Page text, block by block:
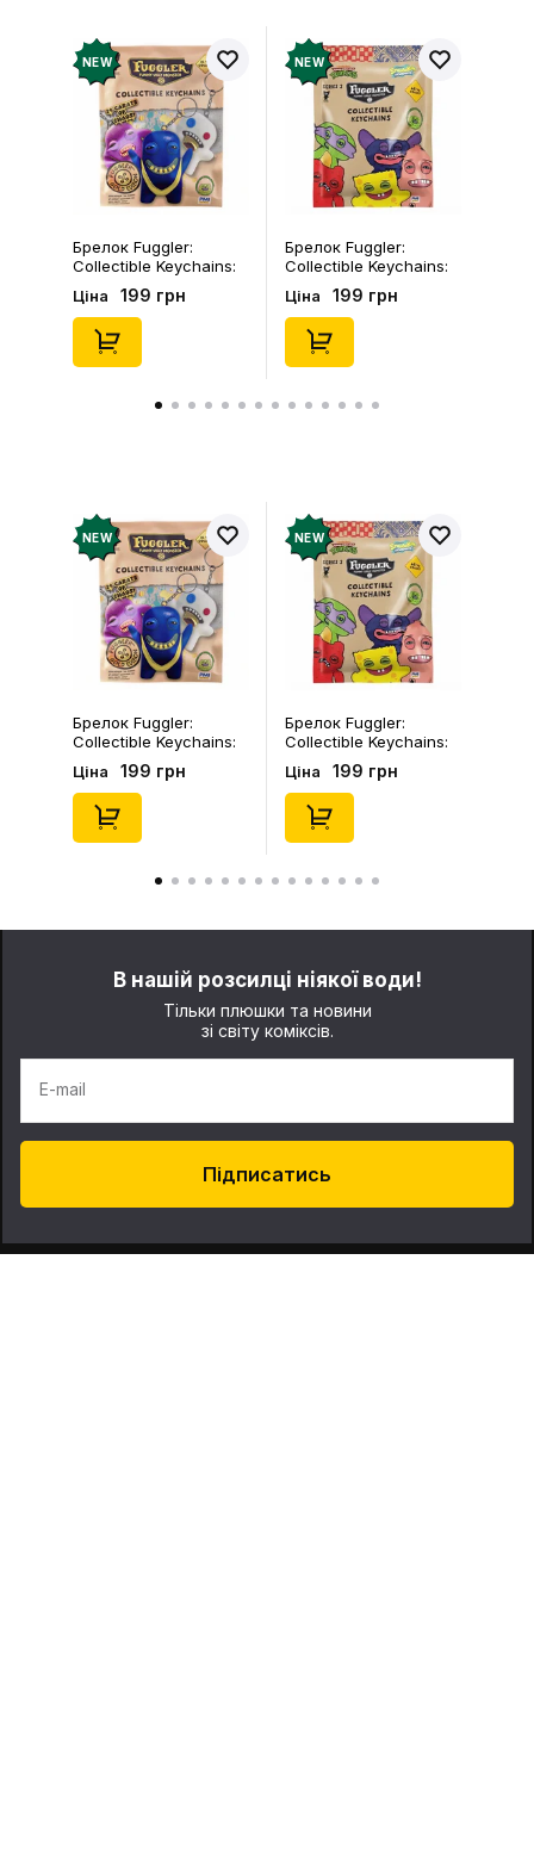
Додайте відгук і отримайте 50 грн на свій
рахунок
Залишити відгук
NEW
Брелок Fuggler:
Collectible Keychains:
Gold Edition: Series 3
(Blind Box: 1 з 24),
(11550)
Ціна 199 грн
NEW
Брелок Fuggler:
Collectible Keychains:
Series 2 (Blind Box: 1 з
46), (15475)
Ціна 199 грн
NEW
Брелок Fuggler:
Collectible Keychains:
Gold Edition: Series 3
(Blind Box: 1 з 24),
(11550)
Ціна 199 грн
NEW
Брелок Fuggler:
Collectible Keychains:
Series 2 (Blind Box: 1 з
46), (15475)
Ціна 199 грн
В нашій розсилці ніякої води!
Тільки плюшки та новини
зі світу коміксів.
E-mail
Підписатись